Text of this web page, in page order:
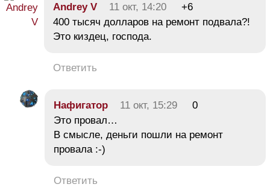
Andrey V 11 окт, 14:20
+6
400 тысяч долларов на ремонт подвала?!
Это киздец, господа.
Ответить
Нафигатор 11 окт, 15:29
0
Это провал…
В смысле, деньги пошли на ремонт
провала :-)
Ответить